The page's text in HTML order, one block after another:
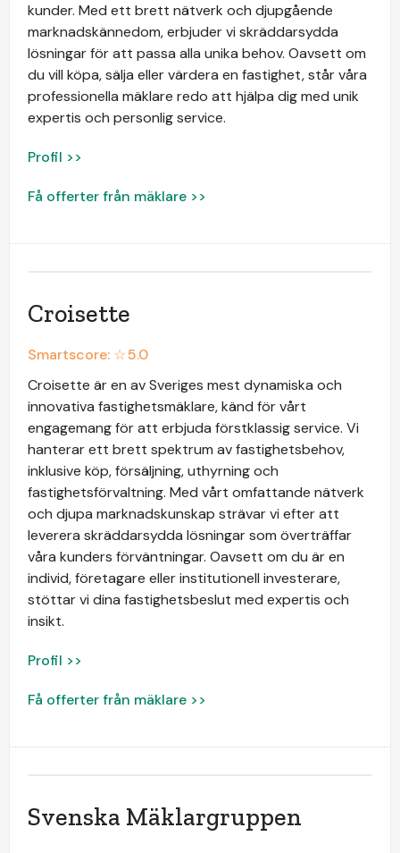
kunder. Med ett brett nätverk och djupgående
marknadskännedom, erbjuder vi skräddarsydda
lösningar för att passa alla unika behov. Oavsett om
du vill köpa, sälja eller värdera en fastighet, står våra
professionella mäklare redo att hjälpa dig med unik
expertis och personlig service.
Profil >>
Få offerter från mäklare >>
Croisette
Smartscore: ☆5.0
Croisette är en av Sveriges mest dynamiska och
innovativa fastighetsmäklare, känd för vårt
engagemang för att erbjuda förstklassig service. Vi
hanterar ett brett spektrum av fastighetsbehov,
inklusive köp, försäljning, uthyrning och
fastighetsförvaltning. Med vårt omfattande nätverk
och djupa marknadskunskap strävar vi efter att
leverera skräddarsydda lösningar som överträffar
våra kunders förväntningar. Oavsett om du är en
individ, företagare eller institutionell investerare,
stöttar vi dina fastighetsbeslut med expertis och
insikt.
Profil >>
Få offerter från mäklare >>
Svenska Mäklargruppen